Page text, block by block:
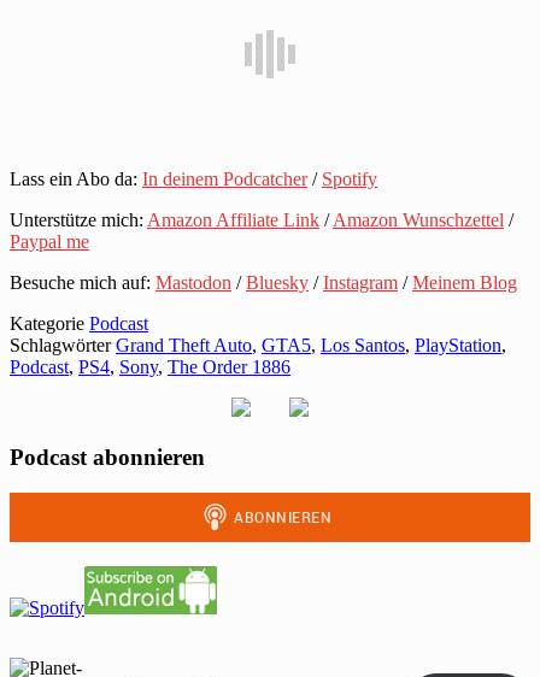
Lass ein Abo da: In deinem Podcatcher/ Spotify
Unterstütze mich: Amazon Affiliate Link /Amazon Wunschzettel /
Paypal me
Besuche mich auf: Mastodon /Bluesky /Instagram /Meinem Blog
Kategorie Podcast
SchlagwörterGrand Theft Auto, GTA5, Los Santos, PlayStation,
Podcast, PS4, Sony, The Order 1886
Podcast abonnieren